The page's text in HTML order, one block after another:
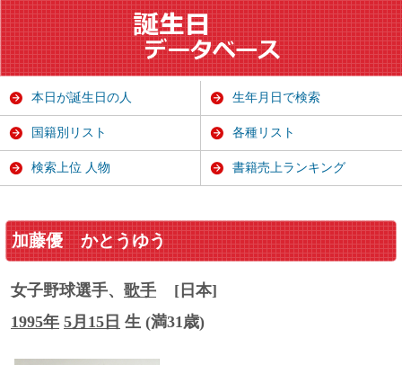
加藤優 かとうゆう
女子野球選手、 歌手
[日本]
1995年 5月15日 生 (満31歳)
本日が誕生日の人 生年月日で検索
国籍別リスト 各種リスト
検索上位 人物 書籍売上ランキング